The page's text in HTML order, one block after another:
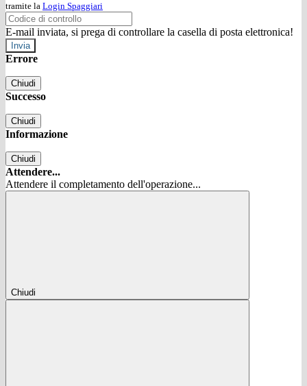
tramite la Login Spaggiari
E-mail inviata, si prega di controllare la casella di posta elettronica!
Errore
Chiudi
Successo
Chiudi
Informazione
Chiudi
Attendere...
Attendere il completamento dell'operazione...
Chiudi